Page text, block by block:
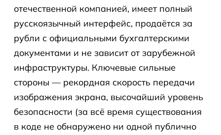
отечественной компанией, имеет полный
русскоязычный интерфейс, продаётся за
рубли с официальными бухгалтерскими
документами и не зависит от зарубежной
инфраструктуры. Ключевые сильные
стороны — рекордная скорость передачи
изображения экрана, высочайший уровень
безопасности (за всё время существования
в коде не обнаружено ни одной публично